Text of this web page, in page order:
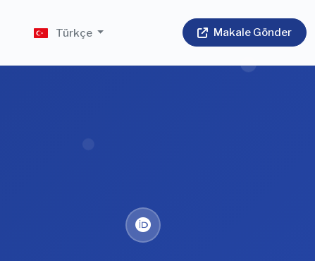
Türkçe Makale Gönder